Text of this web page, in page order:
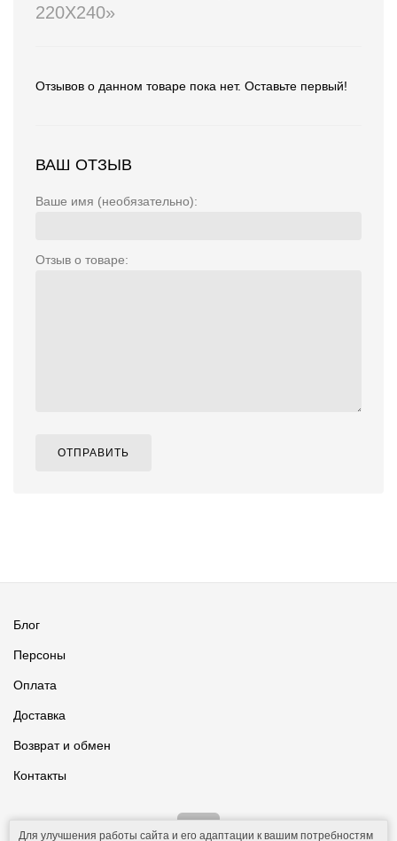
220X240»
Отзывов о данном товаре пока нет. Оставьте первый!
ВАШ ОТЗЫВ
Ваше имя (необязательно):
Отзыв о товаре:
ОТПРАВИТЬ
Блог
Персоны
Оплата
Доставка
Возврат и обмен
Контакты
Для улучшения работы сайта и его адаптации к вашим потребностям